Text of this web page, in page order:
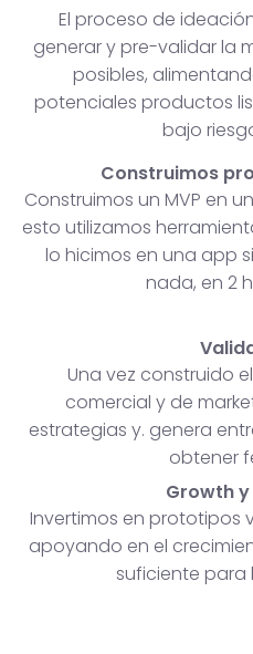
El proceso de
generar y pre-validar la
posibles,
potenciales productos
bajo
Construimos
Construimos un MVP en
esto utilizamos
lo hicimos en una app
nada, en 2
Una vez construido
comercial y de
estrategias y. genera
obtener
Growth
Invertimos en prototipos
apoyando en el
suficiente